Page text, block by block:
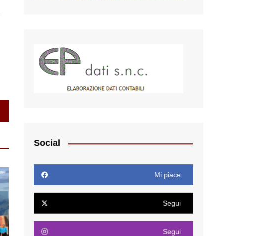
Social
Mi piace
Segui
Segui